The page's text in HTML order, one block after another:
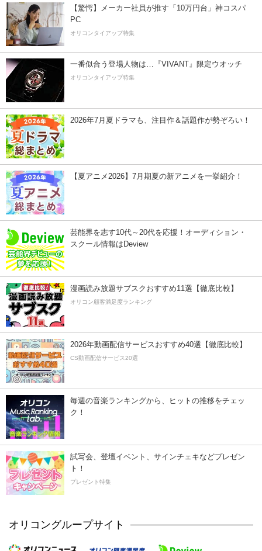
【驚愕】メーカー社員が推す「10万円台」神コスパ
PC
オリコンタイアップ特集
一番似合う登場人物は…『VIVANT』限定ウオッチ
オリコンタイアップ特集
2026年7月夏ドラマも、注目作＆話題作が勢ぞろい！
【夏アニメ2026】7月期夏の新アニメを一挙紹介！
芸能界を志す10代～20代を応援！オーディション・
スクール情報はDeview
漫画読み放題サブスクおすすめ11選【徹底比較】
オリコン顧客満足度ランキング
2026年動画配信サービスおすすめ40選【徹底比較】
CS動画配信サービス20選
毎週の音楽ランキングから、ヒットの推移をチェッ
ク！
試写会、登壇イベント、サインチェキなどプレゼン
ト！
プレゼント特集
オリコングループサイト